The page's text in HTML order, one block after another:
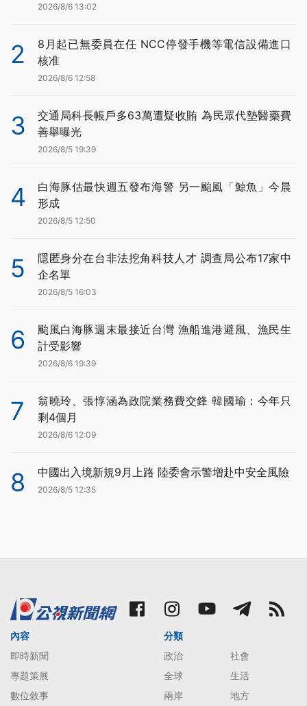
2026/8/6 13:02
2
8月起已無委員在任 NCC停發手機等電信設備進口
核准
2026/8/6 12:58
3
交通局科長帳戶多63萬遭疑收賄 為民眾代墊醫藥費
善舉曝光
2026/8/5 19:39
4
白海豚估最快週五發布海警 另一颱風「鯨魚」今晨
形成
2026/8/5 12:50
5
隱匿身分在台非法挖角科技人才 調查局公布17家中
企名單
2026/8/5 16:03
6
颱風白海豚週末最接近台灣 漁船進港避風、漁民生
計受影響
2026/8/6 19:39
7
翁曉玲、張惇涵為政院業務費交鋒 韓國瑜：今年只
剩4個月
2026/8/6 12:09
8 中國出入境新規9月上路 陸委會示警增赴中安全風險
2026/8/5 12:35
內容
即時新聞
專題策展
數位敘事
分類
政治
社會
全球
生活
兩岸
地方